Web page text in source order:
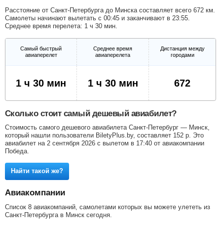
Расстояние от Санкт-Петербурга до Минска составляет всего 672 км.
Самолеты начинают вылетать с 00:45 и заканчивают в 23:55.
Среднее время перелета: 1 ч 30 мин.
Самый быстрый
авиаперелет
Среднее время
авиаперелета
Дистанция между
городами
1 ч 30 мин 1 ч 30 мин 672
Сколько стоит самый дешевый авиабилет?
Стоимость самого дешевого авиабилета Санкт-Петербург — Минск,
который нашли пользователи BiletyPlus.by, составляет 152 р . Это
авиабилет на 2 сентября 2026 с вылетом в 17:40 от авиакомпании
Победа.
Найти такой же?
Авиакомпании
Список 8 авиакомпаний, самолетами которых вы можете улететь из
Санкт-Петербурга в Минск сегодня.